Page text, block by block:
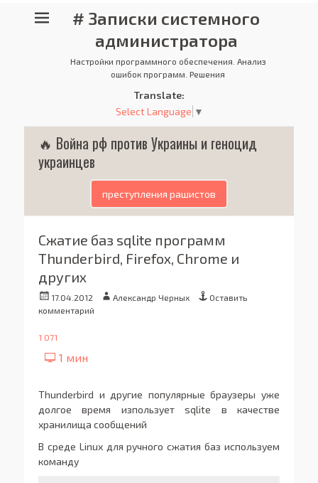
# Записки системного
администратора
Настройки программного обеспечения. Анализ
ошибок программ. Решения
Translate:
Select Language ▼
🔥 Война рф против Украины и геноцид
украинцев
преступления рашистов
Сжатие баз sqlite программ
Thunderbird, Firefox, Chrome и
других
Опубликовано
17.04.2012 АвторАлександр Черных
Оставить
комментарий
1 071
Thunderbird и другие популярные браузеры уже
долгое время изпользует sqlite в качестве
хранилища сообщений
В среде Linux для ручного сжатия баз используем
команду